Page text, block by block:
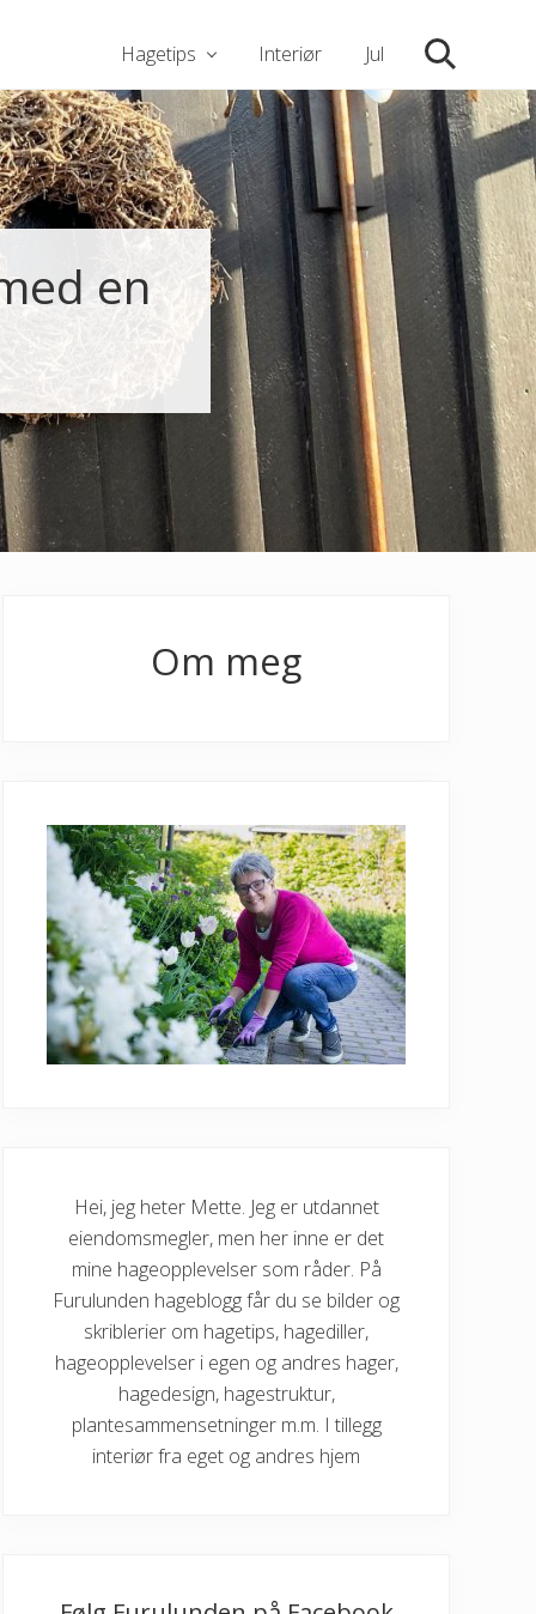
Hagetips Interiør Jul Søk
en
Om meg
Hei, jeg heter Mette. Jeg er utdannet
eiendomsmegler, men her inne er det
mine hageopplevelser som råder. På
Furulunden hageblogg får du se bilder og
skriblerier om hagetips, hagediller,
hageopplevelser i egen og andres hager,
hagedesign, hagestruktur,
plantesammensetninger m.m. I tillegg
interiør fra eget og andres hjem